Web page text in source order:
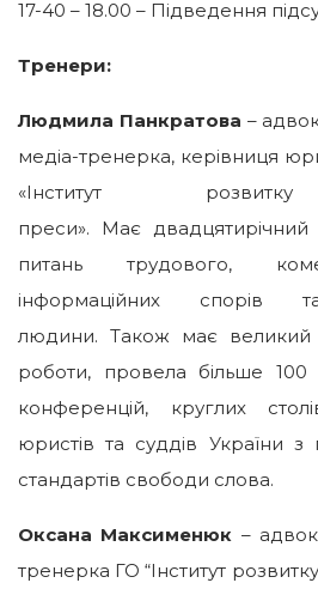
17-40 – 18.00 – Підведення
Тренери:
Людмила Панкратова –
медіа-тренерка, керівниця
«Інститут
преси». Має двадцятирічний
питань трудового,
інформаційних спорів
людини. Також має великий
роботи, провела більше 100
конференцій, круглих
юристів та суддів України з
стандартів свободи слова.
Оксана Максименюк –
тренерка ГО “Інститут